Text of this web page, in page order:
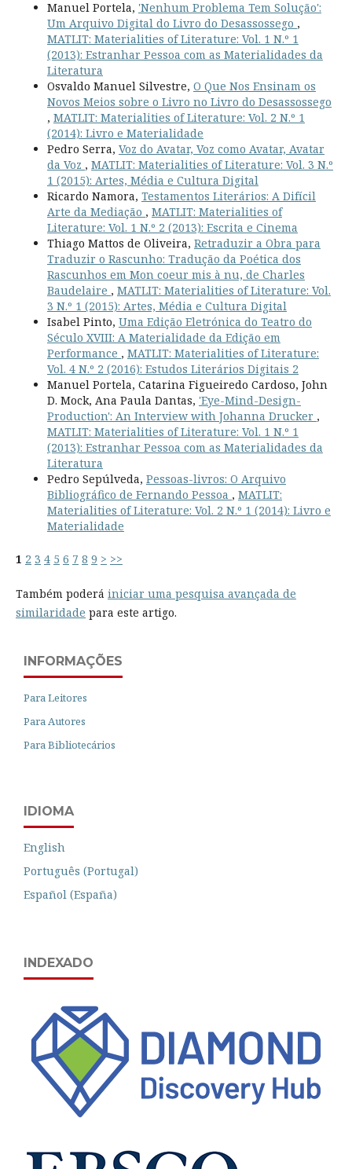
Manuel Portela, 'Nenhum Problema Tem Solução':
Um Arquivo Digital do Livro do Desassossego ,
MATLIT: Materialities of Literature: Vol. 1 N.º 1
(2013): Estranhar Pessoa com as Materialidades da
Literatura
Osvaldo Manuel Silvestre, O Que Nos Ensinam os
Novos Meios sobre o Livro no Livro do Desassossego
, MATLIT: Materialities of Literature: Vol. 2 N.º 1
(2014): Livro e Materialidade
Pedro Serra, Voz do Avatar, Voz como Avatar, Avatar
da Voz , MATLIT: Materialities of Literature: Vol. 3 N.º
1 (2015): Artes, Média e Cultura Digital
Ricardo Namora, Testamentos Literários: A Difícil
Arte da Mediação , MATLIT: Materialities of
Literature: Vol. 1 N.º 2 (2013): Escrita e Cinema
Thiago Mattos de Oliveira, Retraduzir a Obra para
Traduzir o Rascunho: Tradução da Poética dos
Rascunhos em Mon coeur mis à nu, de Charles
Baudelaire , MATLIT: Materialities of Literature: Vol.
3 N.º 1 (2015): Artes, Média e Cultura Digital
Isabel Pinto, Uma Edição Eletrónica do Teatro do
Século XVIII: A Materialidade da Edição em
Performance , MATLIT: Materialities of Literature:
Vol. 4 N.º 2 (2016): Estudos Literários Digitais 2
Manuel Portela, Catarina Figueiredo Cardoso, John
D. Mock, Ana Paula Dantas, 'Eye-Mind-Design-
Production': An Interview with Johanna Drucker ,
MATLIT: Materialities of Literature: Vol. 1 N.º 1
(2013): Estranhar Pessoa com as Materialidades da
Literatura
Pedro Sepúlveda, Pessoas-livros: O Arquivo
Bibliográfico de Fernando Pessoa , MATLIT:
Materialities of Literature: Vol. 2 N.º 1 (2014): Livro e
Materialidade
1 2 3 4 5 6 7 8 9 > >>
Também poderá iniciar uma pesquisa avançada de
similaridade para este artigo.
INFORMAÇÕES
Para Leitores
Para Autores
Para Bibliotecários
IDIOMA
English
Português (Portugal)
Español (España)
INDEXADO